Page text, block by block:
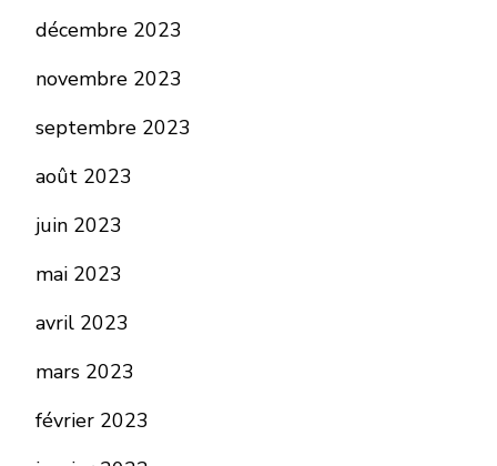
décembre 2023
novembre 2023
septembre 2023
août 2023
juin 2023
mai 2023
avril 2023
mars 2023
février 2023